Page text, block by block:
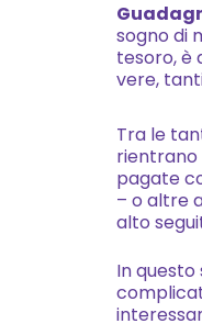
sogno di
tesoro, è
vere,
Tra le
pagate
– o altre
alto
In